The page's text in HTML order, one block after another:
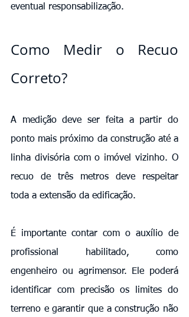
eventual responsabilização.
Como Medir o Recuo
Correto?
A medição deve ser feita a partir do
ponto mais próximo da construção até a
linha divisória com o imóvel vizinho. O
recuo de três metros deve respeitar
toda a extensão da edificação.
É importante contar com o auxílio de
profissional habilitado, como
engenheiro ou agrimensor. Ele poderá
identificar com precisão os limites do
terreno e garantir que a construção não